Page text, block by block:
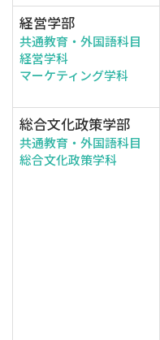
経営学部
共通教育・外国語科目
経営学科
マーケティング学科
総合文化政策学部
共通教育・外国語科目
総合文化政策学科